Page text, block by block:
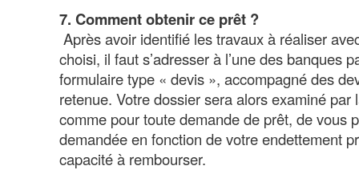
7. Comment obtenir ce prêt ?
Après avoir identifié les travaux à réaliser
choisi, il faut s’adresser à l’une des banques
formulaire type « devis », accompagné des
retenue.Votre dossier sera alors examiné par
comme pour toute demande de prêt, de vous
demandée en fonction de votre endettement
capacité à rembourser.